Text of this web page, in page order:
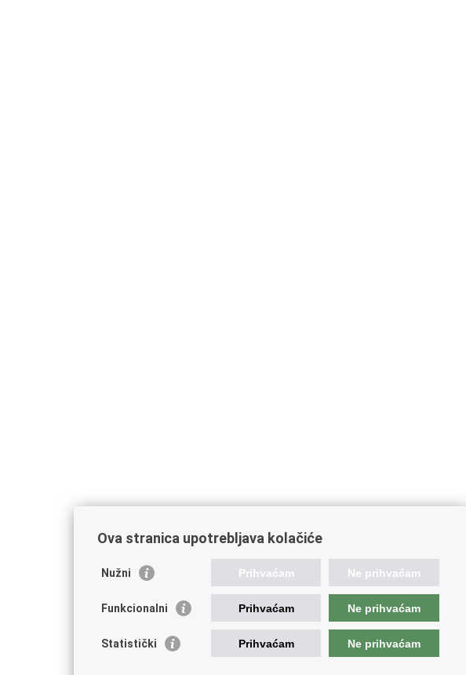
Ova stranica upotrebljava kolačiće
Nužni Prihvaćam Ne prihvaćam
Funkcionalni Prihvaćam Ne prihvaćam
Statistički Prihvaćam Ne prihvaćam